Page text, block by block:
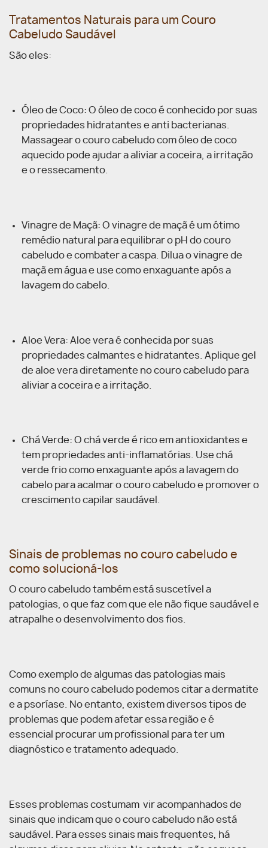
Tratamentos Naturais para um Couro
Cabeludo Saudável
São eles:
Óleo de Coco: O óleo de coco é conhecido por suas
propriedades hidratantes e anti bacterianas.
Massagear o couro cabeludo com óleo de coco
aquecido pode ajudar a aliviar a coceira, a irritação
e o ressecamento.
Vinagre de Maçã: O vinagre de maçã é um ótimo
remédio natural para equilibrar o pH do couro
cabeludo e combater a caspa. Dilua o vinagre de
maçã em água e use como enxaguante após a
lavagem do cabelo.
Aloe Vera: Aloe vera é conhecida por suas
propriedades calmantes e hidratantes. Aplique gel
de aloe vera diretamente no couro cabeludo para
aliviar a coceira e a irritação.
Chá Verde: O chá verde é rico em antioxidantes e
tem propriedades anti-inflamatórias. Use chá
verde frio como enxaguante após a lavagem do
cabelo para acalmar o couro cabeludo e promover o
crescimento capilar saudável.
Sinais de problemas no couro cabeludo e
como solucioná-los
O couro cabeludo também está suscetível a
patologias, o que faz com que ele não fique saudável e
atrapalhe o desenvolvimento dos fios.
Como exemplo de algumas das patologias mais
comuns no couro cabeludo podemos citar a dermatite
e a psoríase. No entanto, existem diversos tipos de
problemas que podem afetar essa região e é
essencial procurar um profissional para ter um
diagnóstico e tratamento adequado.
Esses problemas costumam vir acompanhados de
sinais que indicam que o couro cabeludo não está
saudável. Para esses sinais mais frequentes, há